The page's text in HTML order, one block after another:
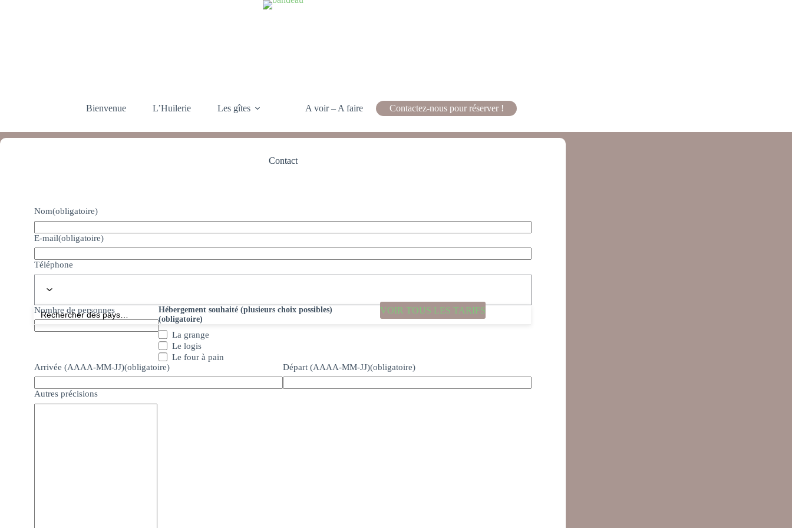
Bienvenue L’Huilerie Les gîtes A voir – A faire Contactez-nous pour réserver !
Contact
Nom(obligatoire)
E-mail(obligatoire)
Téléphone
Nombre de personnes
Hébergement souhaité (plusieurs choix possibles)
(obligatoire)
La grange
Le logis
Le four à pain
VOIR TOUS LES TARIFS
Arrivée (AAAA-MM-JJ)(obligatoire) Départ (AAAA-MM-JJ)(obligatoire)
Autres précisions